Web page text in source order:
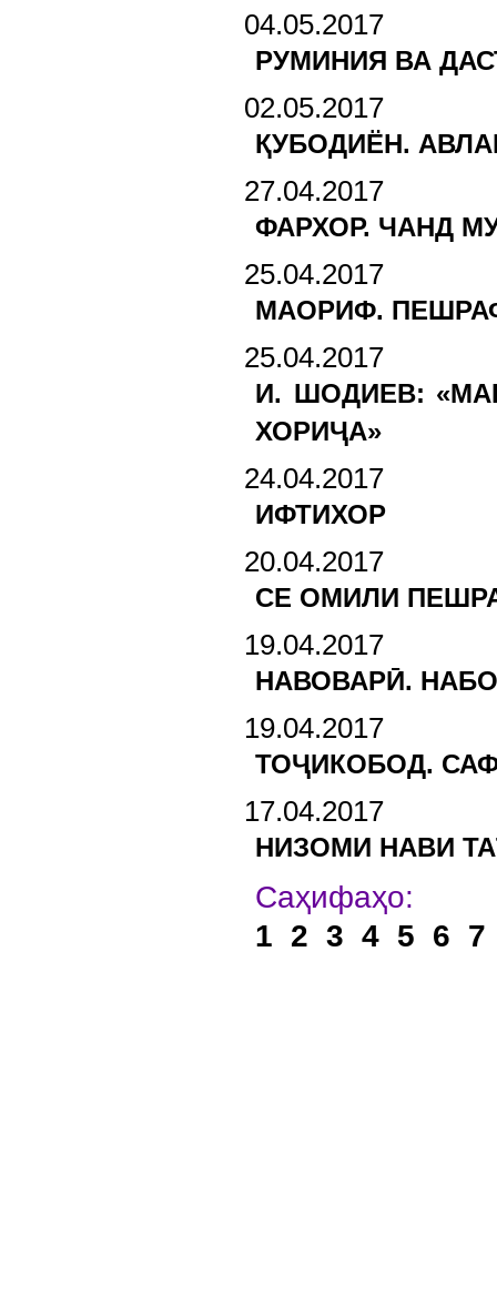
04.05.2017
РУМИНИЯ ВА
02.05.2017
ҚУБОДИЁН.
27.04.2017
ФАРХОР. ЧАНД
25.04.2017
МАОРИФ.
25.04.2017
И. ШОДИЕВ:
ХОРИҶА»
24.04.2017
ИФТИХОР
20.04.2017
СЕ ОМИЛИ
19.04.2017
НАВОВАРӢ.
19.04.2017
ТОҶИКОБОД.
17.04.2017
НИЗОМИ НАВИ
1 2 3 4 5 6 7